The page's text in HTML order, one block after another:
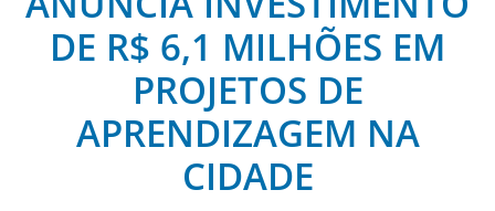
DE R$ 6,1 MILHÕES EM
PROJETOS DE
APRENDIZAGEM NA
CIDADE